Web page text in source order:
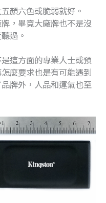
顏六色或脆弱就好。
，畢竟大廠牌也不是沒
過。
這方面的專業人士或預
麼要求也是有可能遇到
品牌外，人品和運氣也至